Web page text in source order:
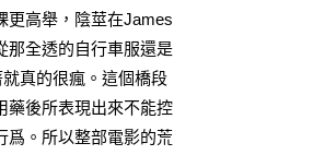
更高舉，陰莖在James
那全透的自行車服還是
就真的很瘋。這個橋段
藥後所表現出來不能控
爲。所以整部電影的荒